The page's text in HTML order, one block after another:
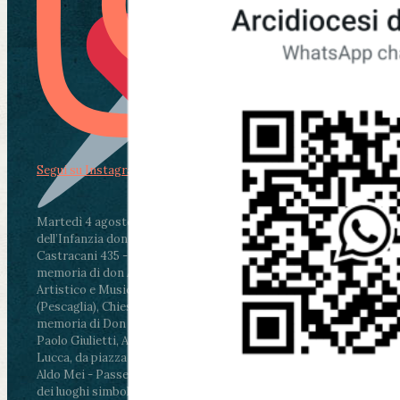
Martedì 4 agosto2026
ore 11:30 - Lucca, Scuola
dell’Infanzia don Aldo Mei - Viale Castruccio
Castracani 435 - Inaugurazione murales in
memoria di don Aldo Mei curato dal Liceo
Artistico e Musicale “Passaglia”
ore 18 - Fiano
(Pescaglia), Chiesa parrocchiale - Messa in
memoria di Don Aldo Mei celebrata da mons.
Paolo Giulietti, Arcivescovo di Lucca
ore 20.30 -
Lucca, da piazza San Michele al Cippo di don
Aldo Mei - Passeggiata della Memoria in alcuni
dei luoghi simbolo della città. Ritrovo alle ore
Segui su Instagram